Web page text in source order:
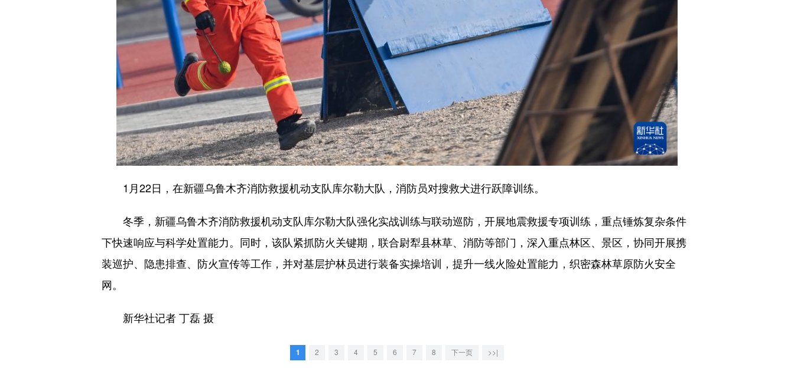
1月22日，在新疆乌鲁木齐消防救援机动支队库尔勒大队，消防员对搜救犬进行跃障训练。
冬季，新疆乌鲁木齐消防救援机动支队库尔勒大队强化实战训练与联动巡防，开展地震救援专项训练，重点锤炼复杂条件
下快速响应与科学处置能力。同时，该队紧抓防火关键期，联合尉犁县林草、消防等部门，深入重点林区、景区，协同开展携
装巡护、隐患排查、防火宣传等工作，并对基层护林员进行装备实操培训，提升一线火险处置能力，织密森林草原防火安全
网。
新华社记者 丁磊 摄
1 2 3 4 5 6 7 8 下一页 >>|